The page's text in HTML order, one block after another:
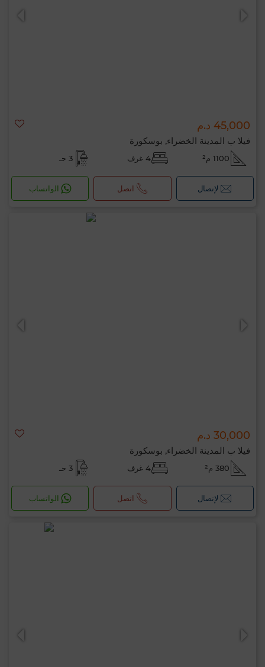
45,000 د.م
فيلا ب المدينة الخضراء, بوسكورة
1100 م² 4 غرف 3 حـ
لإتصال اتصل الواتساب
30,000 د.م
فيلا ب المدينة الخضراء, بوسكورة
380 م² 4 غرف 3 حـ
لإتصال اتصل الواتساب